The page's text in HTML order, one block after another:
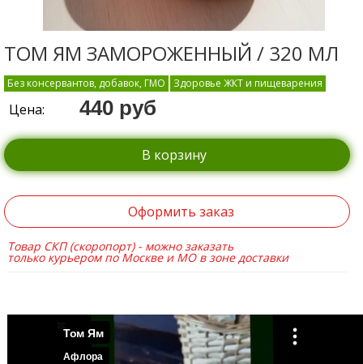
ТОМ ЯМ ЗАМОРОЖЕННЫЙ / 320 МЛ
Без консервантов, добавок, ГМО Здоровье ЖКТ и пищеварения
Цена: 440 руб
В корзину
Оформить заказ
Товар СКП (скоропорт) - можно заказать
только курьером по Москве и МО в зоне доставки